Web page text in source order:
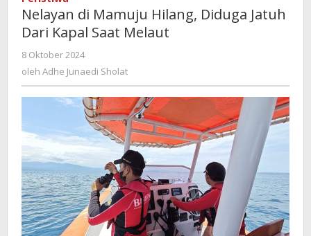
Diduga
Jatuh
Nelayan di Mamuju Hilang, Diduga Jatuh
Dari Kapal Saat Melaut
8 Oktober 2024
Adhe
oleh Adhe Junaedi Sholat